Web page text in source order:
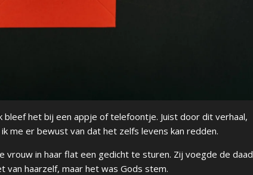
bleef het bij een appje of telefoontje. Juist door dit verhaal,
me er bewust van dat het zelfs levens kan redden.
vrouw in haar flat een gedicht te sturen. Zij voegde de daad
van haarzelf, maar het was Gods stem.